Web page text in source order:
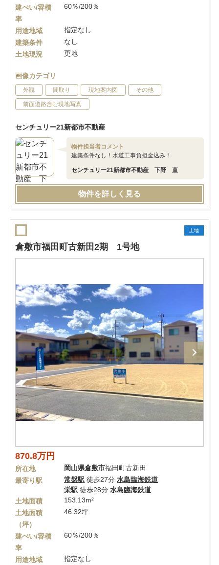
建ぺい/容積
率
60％/200％
用途地域
指定なし
建築条件
なし
土地現況
更地
画像カテゴリ
外観 間取り 現地案内図 その他
前面道路含む現地写真
センチュリー21新都市不動産
物件担当者コメント
建築条件なし！水道工事負担金込み！
センチュリー21新都市不動産 下野 直
物件を詳しく見る
土地
倉敷市福田町古新田2期 1号地
870.8万円
所在地 岡山県倉敷市福田町古新田
最寄り駅
常盤駅 徒歩27分 水島臨海鉄道
栄駅 徒歩28分 水島臨海鉄道
土地面積
153.13m²
土地面積
（坪）
46.32坪
建ぺい/容積
率
60％/200％
用途地域 指定なし